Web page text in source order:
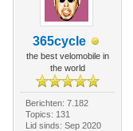
365cycle
the best velomobile in
the world
Berichten: 7.182
Topics: 131
Lid sinds: Sep 2020